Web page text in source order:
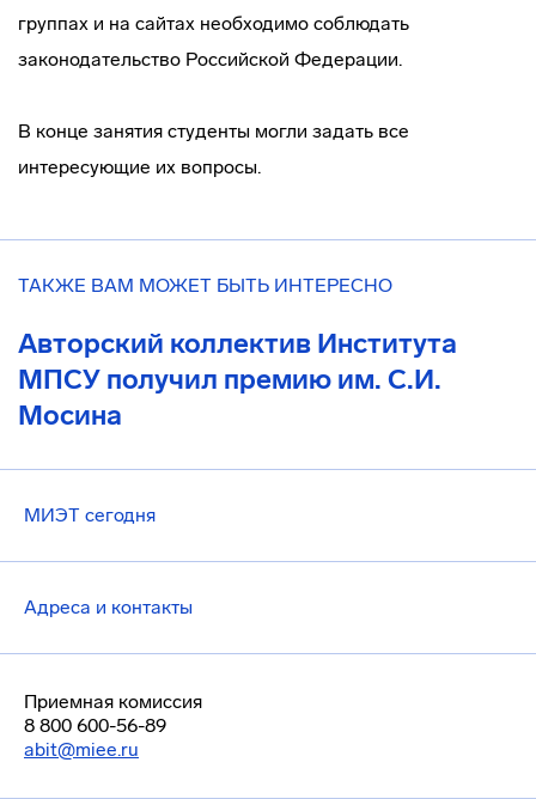
группах и на сайтах необходимо соблюдать
законодательство Российской Федерации.
В конце занятия студенты могли задать все
интересующие их вопросы.
ТАКЖЕ ВАМ МОЖЕТ БЫТЬ ИНТЕРЕСНО
Авторский коллектив Института
МПСУ получил премию им. С.И.
Мосина
МИЭТ сегодня
Адреса и контакты
Приемная комиссия
8 800 600-56-89
abit@miee.ru